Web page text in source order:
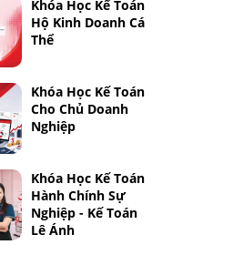
Khóa Học Kế Toán
Hộ Kinh Doanh Cá
Thể
Khóa Học Kế Toán
Cho Chủ Doanh
Nghiệp
Khóa Học Kế Toán
Hành Chính Sự
Nghiệp - Kế Toán
Lê Ánh